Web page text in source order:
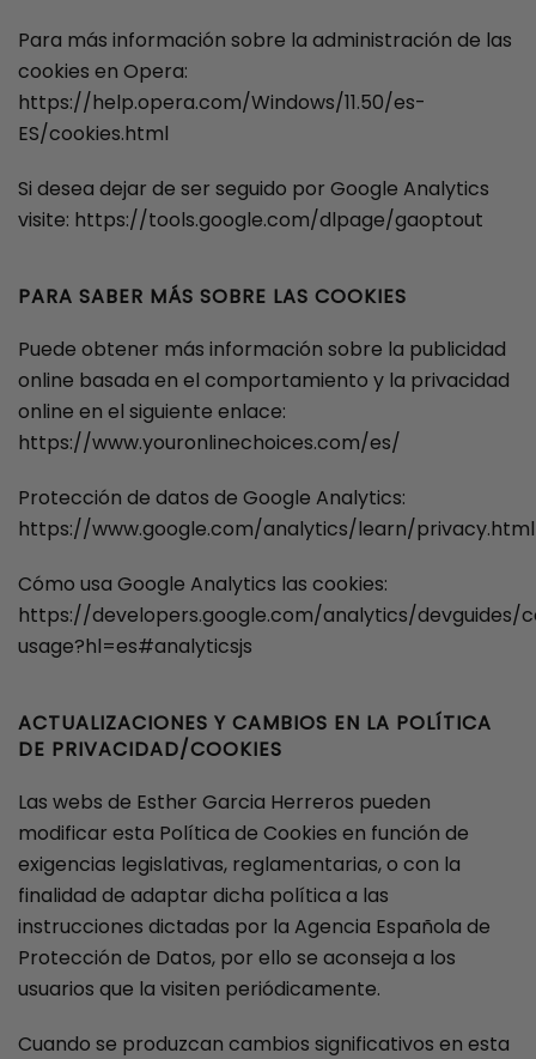
Para más información sobre la administración de las
cookies en Opera:
https://help.opera.com/Windows/11.50/es-
ES/cookies.html
Si desea dejar de ser seguido por Google Analytics
visite: https://tools.google.com/dlpage/gaoptout
PARA SABER MÁS SOBRE LAS COOKIES
Puede obtener más información sobre la publicidad
online basada en el comportamiento y la privacidad
online en el siguiente enlace:
https://www.youronlinechoices.com/es/
Protección de datos de Google Analytics:
https://www.google.com/analytics/learn/privacy.html
Cómo usa Google Analytics las cookies:
https://developers.google.com/analytics/devguides/
usage?hl=es#analyticsjs
ACTUALIZACIONES Y CAMBIOS EN LA POLÍTICA
DE PRIVACIDAD/COOKIES
Las webs de Esther Garcia Herreros pueden
modificar esta Política de Cookies en función de
exigencias legislativas, reglamentarias, o con la
finalidad de adaptar dicha política a las
instrucciones dictadas por la Agencia Española de
Protección de Datos, por ello se aconseja a los
usuarios que la visiten periódicamente.
Cuando se produzcan cambios significativos en esta